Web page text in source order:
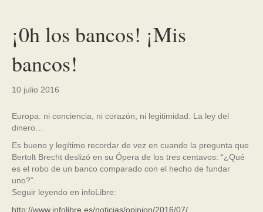
¡0h los bancos! ¡Mis
bancos!
10 julio 2016
Europa: ni conciencia, ni corazón, ni legitimidad. La ley del
dinero…
Es bueno y legítimo recordar de vez en cuando la pregunta que
Bertolt Brecht deslizó en su Ópera de los tres centavos: “¿Qué
es el robo de un banco comparado con el hecho de fundar
uno?”.
Seguir leyendo en infoLibre:
http://www.infolibre.es/noticias/opinion/2016/07/